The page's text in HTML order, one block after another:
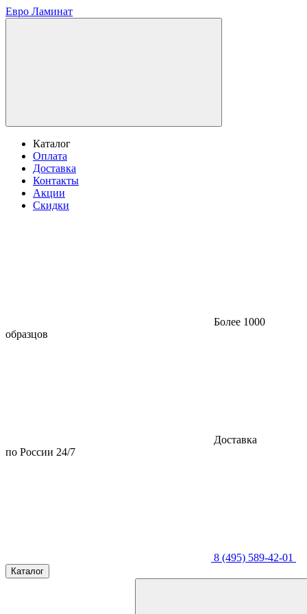
Евро Ламинат
Каталог
Оплата
Доставка
Контакты
Акции
Скидки
Более 1000
образцов
Доставка
по России 24/7
8 (495) 589-42-01
Каталог